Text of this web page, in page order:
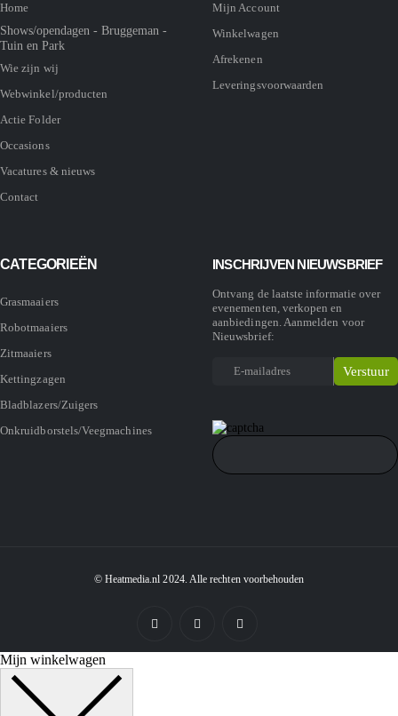
Home
Shows/opendagen - Bruggeman -
Tuin en Park
Wie zijn wij
Webwinkel/producten
Actie Folder
Occasions
Vacatures & nieuws
Contact
Mijn Account
Winkelwagen
Afrekenen
Leveringsvoorwaarden
CATEGORIEËN
Grasmaaiers
Robotmaaiers
Zitmaaiers
Kettingzagen
Bladblazers/Zuigers
Onkruidborstels/Veegmachines
INSCHRIJVEN NIEUWSBRIEF
Ontvang de laatste informatie over
evenementen, verkopen en
aanbiedingen. Aanmelden voor
Nieuwsbrief:
© Heatmedia.nl 2024. Alle rechten voorbehouden
Mijn winkelwagen